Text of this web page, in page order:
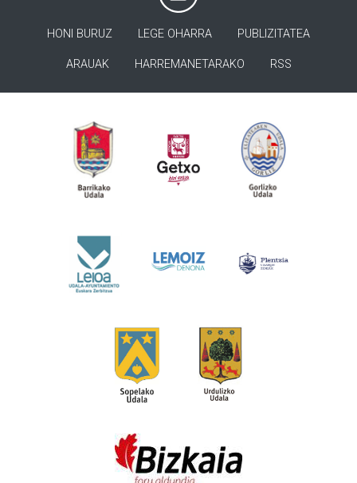
HONI BURUZ LEGE OHARRA PUBLIZITATEA
ARAUAK HARREMANETARAKO RSS